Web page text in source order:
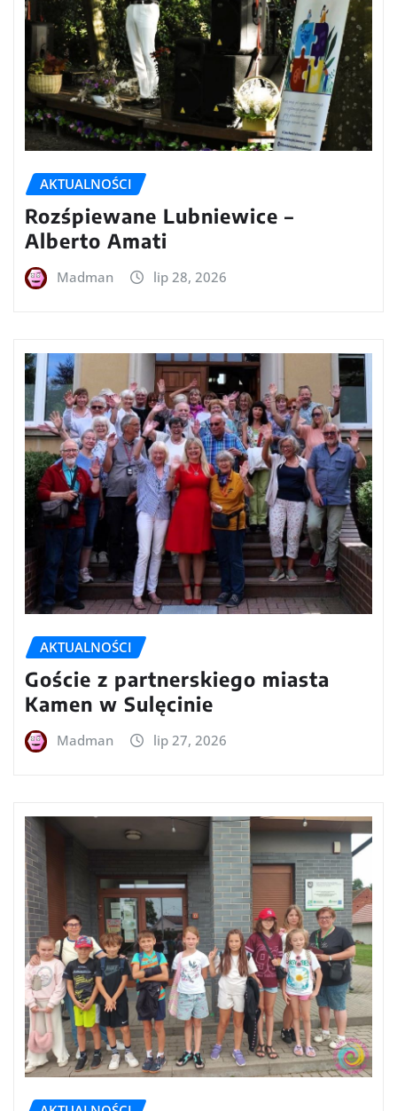
AKTUALNOŚCI
Rozśpiewane Lubniewice –
Alberto Amati
Madman lip 28, 2026
AKTUALNOŚCI
Goście z partnerskiego miasta
Kamen w Sulęcinie
Madman lip 27, 2026